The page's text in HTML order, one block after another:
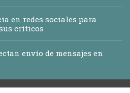
en redes sociales para
críticos
envío de mensajes en